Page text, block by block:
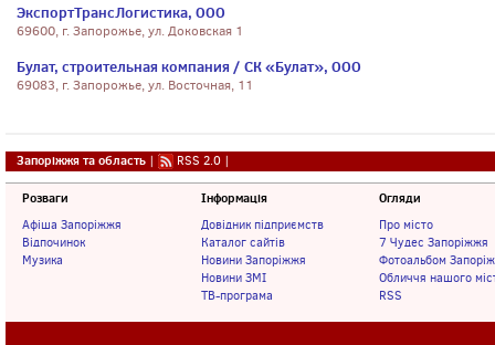
ЭкспортТрансЛогистика, ООО
69600, г. Запорожье, ул. Доковская 1
Булат, строительная компания / СК «Булат», ООО
69083, г. Запорожье, ул. Восточная, 11
Запоріжжя та область | RSS 2.0 |
Розваги
Афіша Запоріжжя
Відпочинок
Музика
Інформація
Довідник підприємств
Каталог сайтів
Новини Запоріжжя
Новини ЗМІ
ТВ-програма
Огляди
Про місто
7 Чудес Запоріжжя
Фотоальбом
Обличчя нашого
RSS